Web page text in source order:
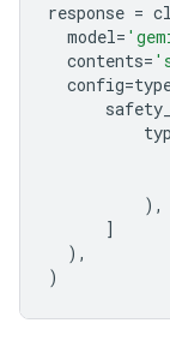
response =
model=
contents=
config=
),
]
),
)